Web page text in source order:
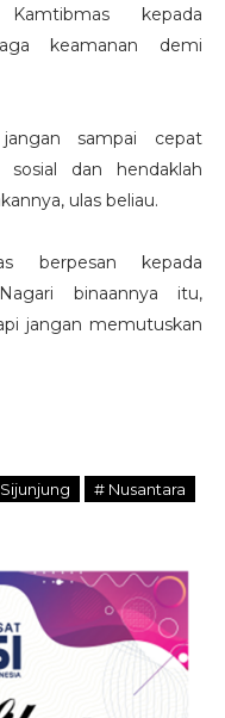
Kamtibmas kepada
keamanan demi
sampai cepat
dan hendaklah
ulas beliau.
berpesan kepada
binaannya itu,
jangan memutuskan
# Nusantara